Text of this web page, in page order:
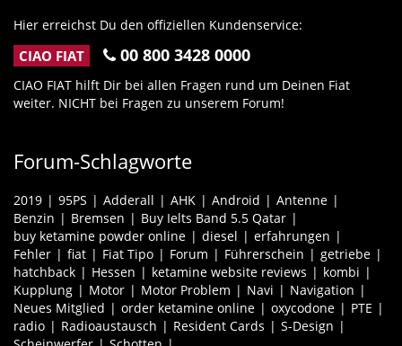
Hier erreichst Du den offiziellen Kundenservice:
CIAO FIAT 00 800 3428 0000
CIAO FIAT hilft Dir bei allen Fragen rund um Deinen Fiat
weiter. NICHT bei Fragen zu unserem Forum!
Forum-Schlagworte
2019 95PS Adderall AHK Android
Antenne
Benzin
Bremsen
Buy Ielts Band 5.5 Qatar
buy ketamine powder online
diesel
erfahrungen
Fehler
fiat Fiat Tipo Forum Führerschein
getriebe
hatchback
Hessen ketamine website reviews
kombi
Kupplung
Motor Motor Problem Navi
Navigation
Neues Mitglied
order ketamine online oxycodone
PTE
radio
Radioaustausch Resident Cards
S-Design